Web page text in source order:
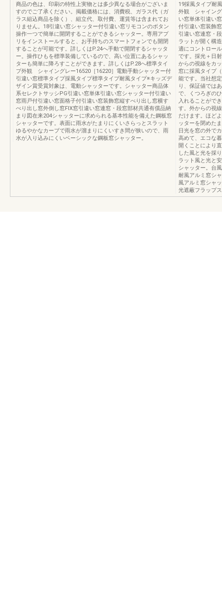
商品の色は、印刷の特性上実物とは多少異なる場合がございま
すのでご了承ください。掲載価格には、消費税、ガラス代（ガ
ラス組込商品を除く）、組立代、取付費、運賃等は含まれてお
りません。18引違い窓シャッター付引違い窓リモコンのボタン
操作一つで簡単に開閉することができるシャッター。専用アプ
リをインストールすると、お手持ちのスマートフォンでも開閉
することが可能です。詳しくはP.24へ手動で開閉するシャッタ
ー。操作ひもを標準装備しているので、高い位置にあるシャッ
ターも簡単に降ろすことができます。詳しくはP.28へ標準タイ
プ外観 シャイングレー16520［16220］電動手動シャッター付
引違い窓標準タイプ採風タイプ標準タイプ耐風タイプ※キッズデ
ザイン賞受賞対象は、電動シャッターです。シャッター商品体
系セレクトサッシPG引違い窓単体引違い窓シャッター付引違い
窓雨戸付引違い窓面格子付引違い窓装飾窓縦すべり出し窓横す
べり出し窓外倒し窓FIX窓引違い窓連窓・段窓部材共通有償品納
まり図在来204シャッターに求められる基本性能を備えた鋼板窓
シャッターです。表面に雨水がたまりにくいさらっとスラット
ゆるやかなカーブで雨水が溜まりにくいすき間が狭いので、雨
水が入り込みにくいベーシックな鋼板窓シャッター。
19採風タイプ耐
外観 シャイング
い窓単体引違い
付引違い窓装飾
引違い窓連窓・
ラットが開く構
適にコントロー
です。採光＋日
からの視線をカ
窓に採風タイプ
能です。当社想
り、保証値では
で、くつろぎの
入れることがで
す。外からの視
だけます。ほど
ッターを閉めた
日光を窓の外で
高めて、エコな
開くことにより
した風と光を採
ラット風と光と
シャッター。台
耐風アルミ窓シ
風アルミ窓シャ
光遮蔽フラップ